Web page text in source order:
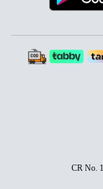
CR No.